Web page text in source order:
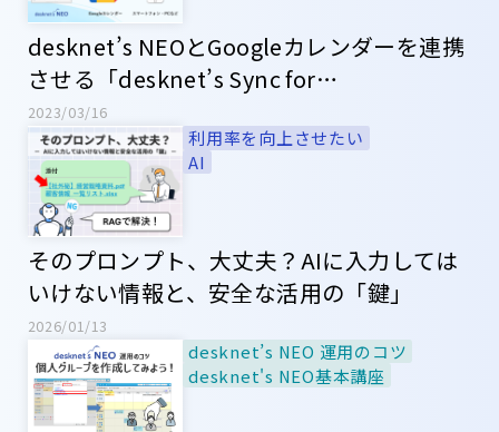
desknet’s NEOとGoogleカレンダーを連携
させる「desknet’s Sync for
smartphones」
2023/03/16
利用率を向上させたい
AI
そのプロンプト、大丈夫？AIに入力しては
いけない情報と、安全な活用の「鍵」
2026/01/13
desknet’s NEO 運用のコツ
desknet's NEO基本講座